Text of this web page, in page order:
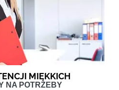
MIĘKKICH
NA POTRZEBY